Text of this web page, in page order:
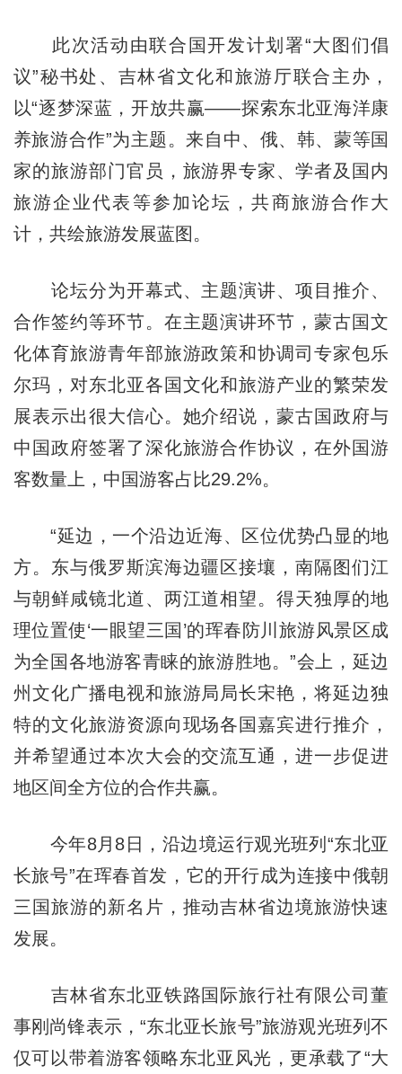
此次活动由联合国开发计划署“大图们倡
议”秘书处、吉林省文化和旅游厅联合主办，
以“逐梦深蓝，开放共赢——探索东北亚海洋康
养旅游合作”为主题。来自中、俄、韩、蒙等国
家的旅游部门官员，旅游界专家、学者及国内
旅游企业代表等参加论坛，共商旅游合作大
计，共绘旅游发展蓝图。
论坛分为开幕式、主题演讲、项目推介、
合作签约等环节。在主题演讲环节，蒙古国文
化体育旅游青年部旅游政策和协调司专家包乐
尔玛，对东北亚各国文化和旅游产业的繁荣发
展表示出很大信心。她介绍说，蒙古国政府与
中国政府签署了深化旅游合作协议，在外国游
客数量上，中国游客占比29.2%。
“延边，一个沿边近海、区位优势凸显的地
方。东与俄罗斯滨海边疆区接壤，南隔图们江
与朝鲜咸镜北道、两江道相望。得天独厚的地
理位置使‘一眼望三国’的珲春防川旅游风景区成
为全国各地游客青睐的旅游胜地。”会上，延边
州文化广播电视和旅游局局长宋艳，将延边独
特的文化旅游资源向现场各国嘉宾进行推介，
并希望通过本次大会的交流互通，进一步促进
地区间全方位的合作共赢。
今年8月8日，沿边境运行观光班列“东北亚
长旅号”在珲春首发，它的开行成为连接中俄朝
三国旅游的新名片，推动吉林省边境旅游快速
发展。
吉林省东北亚铁路国际旅行社有限公司董
事刚尚锋表示，“东北亚长旅号”旅游观光班列不
仅可以带着游客领略东北亚风光，更承载了“大